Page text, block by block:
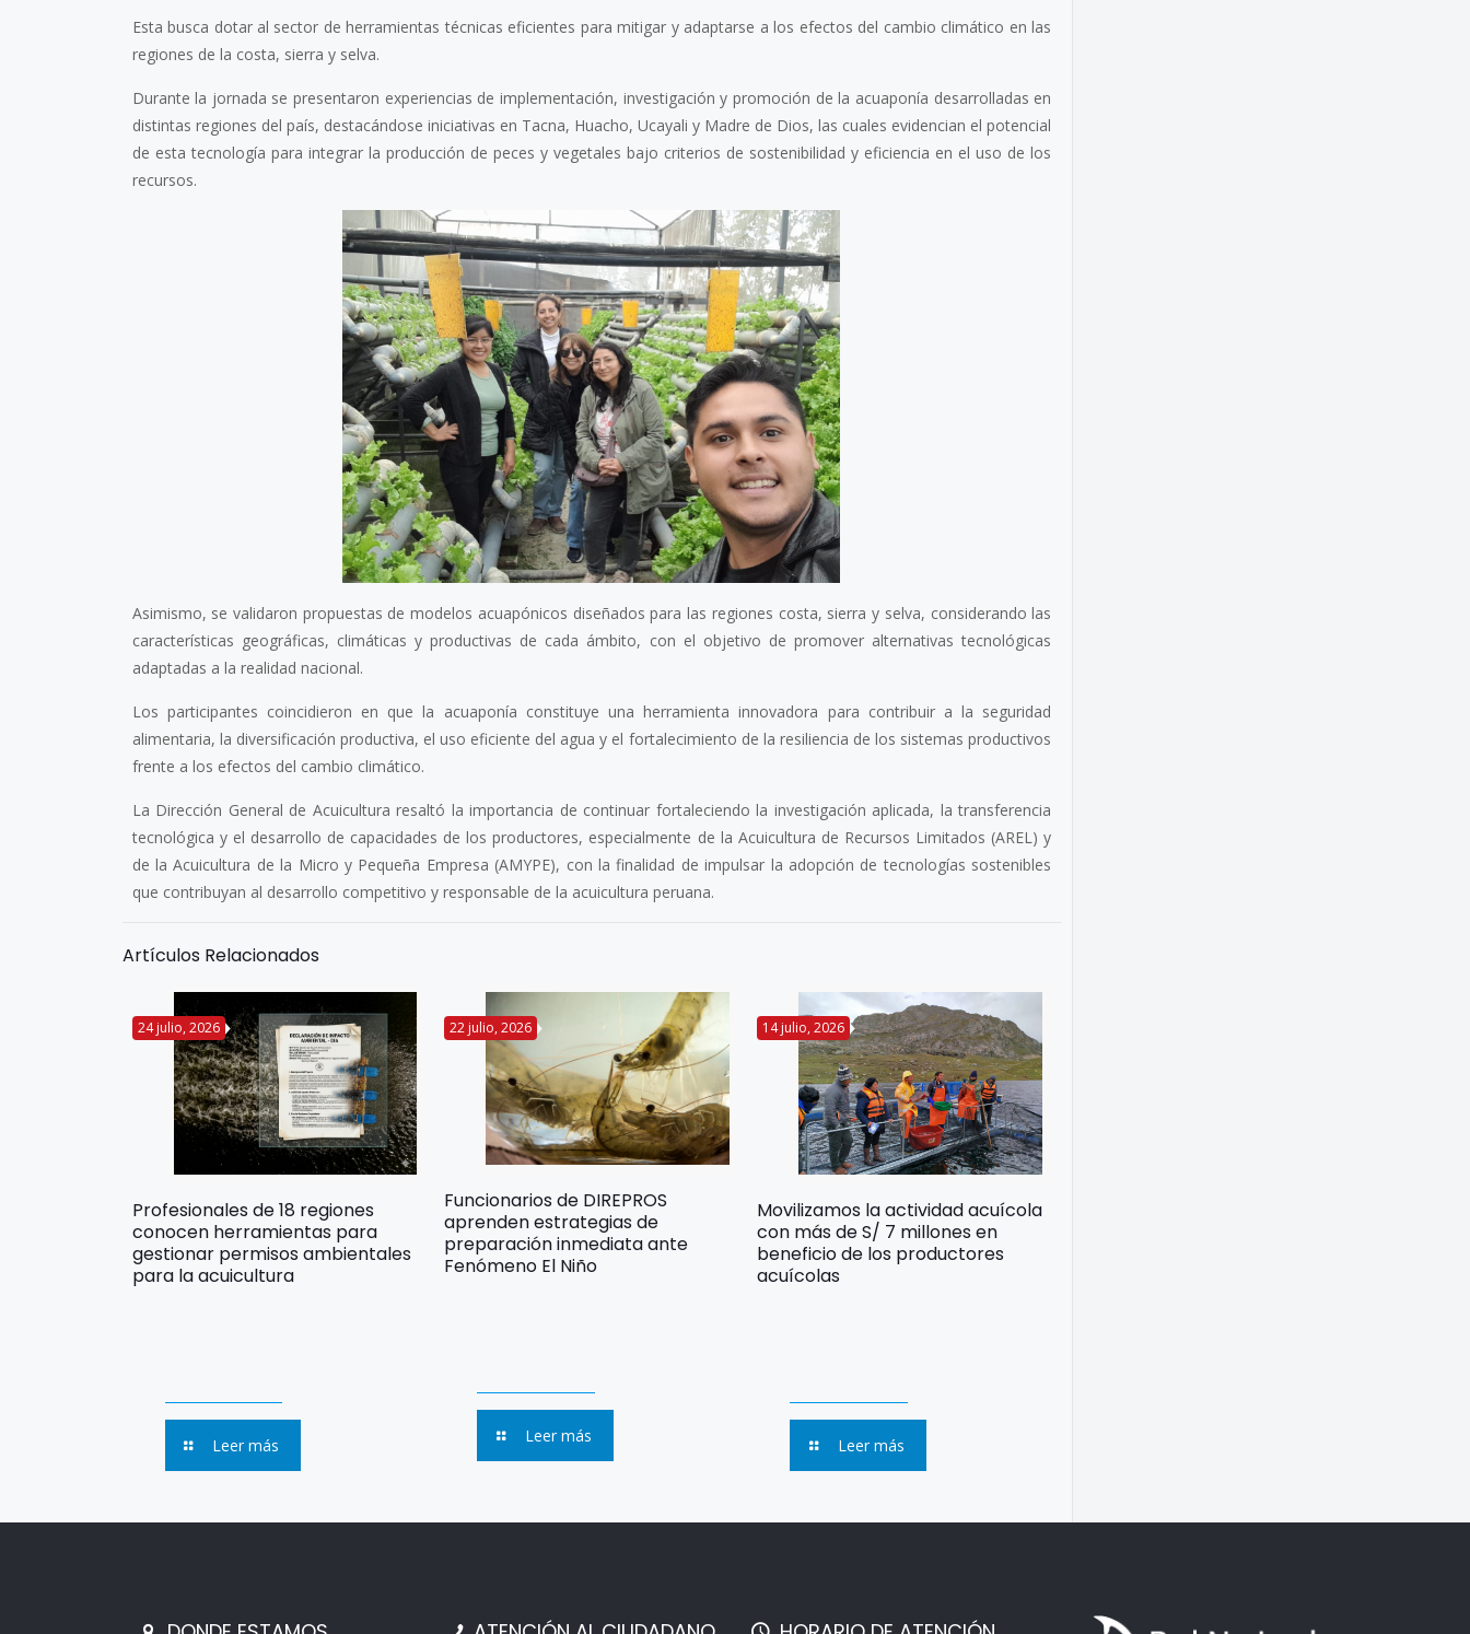
Esta busca dotar al sector de herramientas técnicas eficientes para mitigar y adaptarse a los efectos del cambio climático en las
regiones de la costa, sierra y selva.
Durante la jornada se presentaron experiencias de implementación, investigación y promoción de la acuaponía desarrolladas en
distintas regiones del país, destacándose iniciativas en Tacna, Huacho, Ucayali y Madre de Dios, las cuales evidencian el potencial
de esta tecnología para integrar la producción de peces y vegetales bajo criterios de sostenibilidad y eficiencia en el uso de los
recursos.
Asimismo, se validaron propuestas de modelos acuapónicos diseñados para las regiones costa, sierra y selva, considerando las
características geográficas, climáticas y productivas de cada ámbito, con el objetivo de promover alternativas tecnológicas
adaptadas a la realidad nacional.
Los participantes coincidieron en que la acuaponía constituye una herramienta innovadora para contribuir a la seguridad
alimentaria, la diversificación productiva, el uso eficiente del agua y el fortalecimiento de la resiliencia de los sistemas productivos
frente a los efectos del cambio climático.
La Dirección General de Acuicultura resaltó la importancia de continuar fortaleciendo la investigación aplicada, la transferencia
tecnológica y el desarrollo de capacidades de los productores, especialmente de la Acuicultura de Recursos Limitados (AREL) y
de la Acuicultura de la Micro y Pequeña Empresa (AMYPE), con la finalidad de impulsar la adopción de tecnologías sostenibles
que contribuyan al desarrollo competitivo y responsable de la acuicultura peruana.
Artículos Relacionados
24 julio, 2026
Profesionales de 18 regiones
conocen herramientas para
gestionar permisos ambientales
para la acuicultura
Leer más
22 julio, 2026
Funcionarios de DIREPROS
aprenden estrategias de
preparación inmediata ante
Fenómeno El Niño
Leer más
14 julio, 2026
Movilizamos la actividad acuícola
con más de S/ 7 millones en
beneficio de los productores
acuícolas
Leer más